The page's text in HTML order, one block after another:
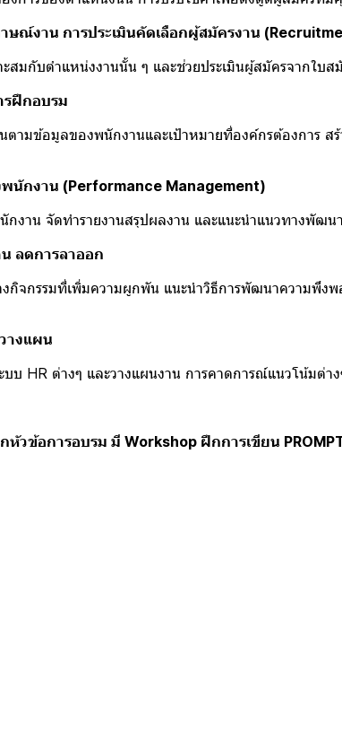
ษณ์งาน การประเมินคัดเลือกผู้สมัครงาน
ตำแหน่งงานนั้น ๆ และช่วยประเมินผู้สมัครจากใบสมั
ฝึกอบรม
อมูลของพนักงานและเป้าหมายที่องค์กรต้องการ สร้
นักงาน (Performance Management)
น จัดทำรายงานสรุปผลงาน ​และแนะนำแนวทางพัฒน
ลดการลาออก
รรมที่เพิ่มความผูกพัน แนะนำวิธีการพัฒนาความพึงพ
างแผน
ต่างๆ และวางแผนงาน การคาดการณ์แนวโน้มต่าง
ข้อการอบรม มี Workshop ฝึกการเขียน